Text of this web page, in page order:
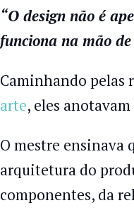
“O design não é
funciona na mão
Caminhando pelas
arte, eles
O mestre ensinava
arquitetura do
componentes, da